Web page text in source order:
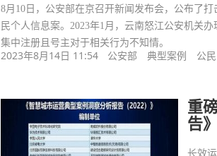
8月10日，公安部在京召开新闻发布会，公布了
民个人信息案。2023年1月，云南怒江公安机关
集中注册且号主对于相关行为不知情。
2023年8月14日 11:54 公安部 典型案例 公民
重
告
长效